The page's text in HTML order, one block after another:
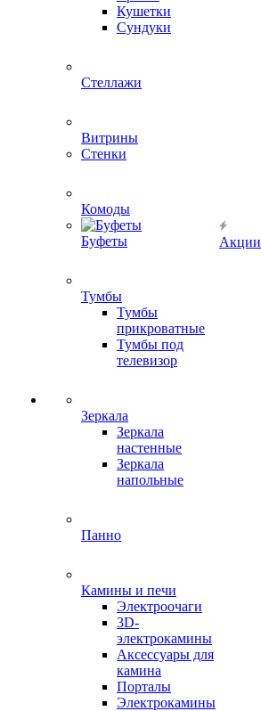
Кушетки
Сундуки
Стеллажи
Витрины
Стенки
Комоды
Буфеты
Тумбы
Тумбы
прикроватные
Тумбы под
телевизор
Зеркала
Зеркала
настенные
Зеркала
напольные
Панно
Камины и печи
Электроочаги
3D-
электрокамины
Аксессуары для
камина
Порталы
Электрокамины
Акции